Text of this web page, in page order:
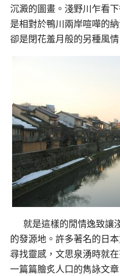
沉澱的圖畫。淺野川乍看
是相對於鴨川兩岸喧嘩的
卻是閉花羞月般的另種風情
就是這樣的閒情逸致讓
的發源地。許多著名的日
尋找靈感，文思泉湧時就
一篇篇膾炙人口的雋詠文